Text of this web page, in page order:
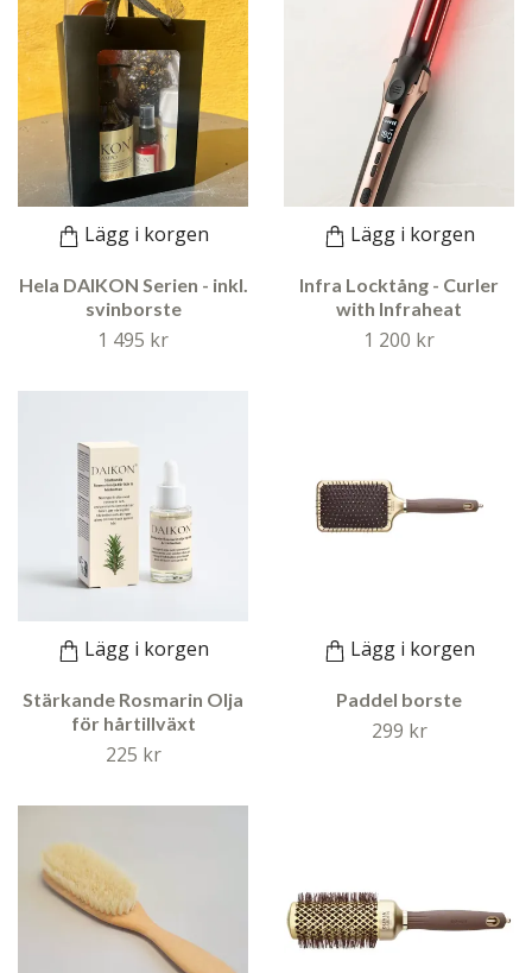
Lägg i korgen
Hela DAIKON Serien - inkl.
svinborste
1 495 kr
Lägg i korgen
Infra Locktång - Curler
with Infraheat
1 200 kr
Lägg i korgen
Stärkande Rosmarin Olja
för hårtillväxt
225 kr
Lägg i korgen
Paddel borste
299 kr